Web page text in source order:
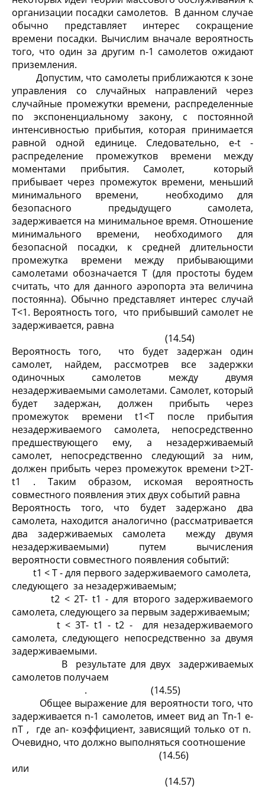
организации посадки самолетов. В данном случае
обычно представляет интерес сокращение
времени посадки. Вычислим вначале вероятность
того, что один за другим n-1 самолетов ожидают
приземления.
Допустим, что самолеты приближаются к зоне
управления со случайных направлений через
случайные промежутки времени, распределенные
по экспоненциальному закону, с постоянной
интенсивностью прибытия, которая принимается
равной одной единице. Следовательно, e-t-
распределение промежутков времени между
моментами прибытия. Самолет, который
прибывает через промежуток времени, меньший
минимального времени, необходимо для
безопасного предыдущего самолета,
задерживается на минимальное время. Отношение
минимального времени, необходимого для
безопасной посадки, к средней длительности
промежутка времени между прибывающими
самолетами обозначается T (для простоты будем
считать, что для данного аэропорта эта величина
постоянна). Обычно представляет интерес случай
T<1. Вероятность того, что прибывший самолет не
задерживается, равна
(14.54)
Вероятность того, что будет задержан один
самолет, найдем, рассмотрев все задержки
одиночных самолетов между двумя
незадерживаемыми самолетами. Самолет, который
будет задержан, должен прибыть через
промежуток времени t1<T после прибытия
незадерживаемого самолета, непосредственно
предшествующего ему, а незадерживаемый
самолет, непосредственно следующий за ним,
должен прибыть через промежуток времени t>2T-
t1
. Таким образом, искомая вероятность
совместного появления этих двух событий равна
Вероятность того, что будет задержано два
самолета, находится аналогично (рассматривается
два задерживаемых самолета между двумя
незадерживаемыми) путем вычисления
вероятности совместного появления событий:
t1 < T - для первого задерживаемого самолета,
следующего за незадерживаемым;
t2 < 2T- t1 - для второго задерживаемого
самолета, следующего за первым задерживаемым;
t < 3T- t1 - t2 - для незадерживаемого
самолета, следующего непосредственно за двумя
задерживаемыми.
В результате для двух задерживаемых
самолетов получаем
. (14.55)
Общее выражение для вероятности того, что
задерживается n-1 самолетов, имеет вид an Tn-1 e-
nT , где an- коэффициент, зависящий только от n.
Очевидно, что должно выполняться соотношение
(14.56)
или
(14.57)